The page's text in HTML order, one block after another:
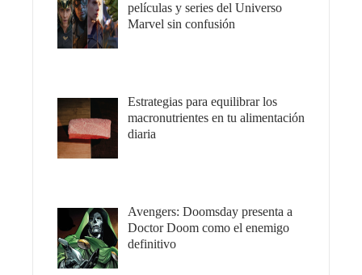
películas y series del Universo
Marvel sin confusión
Estrategias para equilibrar los
macronutrientes en tu alimentación
diaria
Avengers: Doomsday presenta a
Doctor Doom como el enemigo
definitivo